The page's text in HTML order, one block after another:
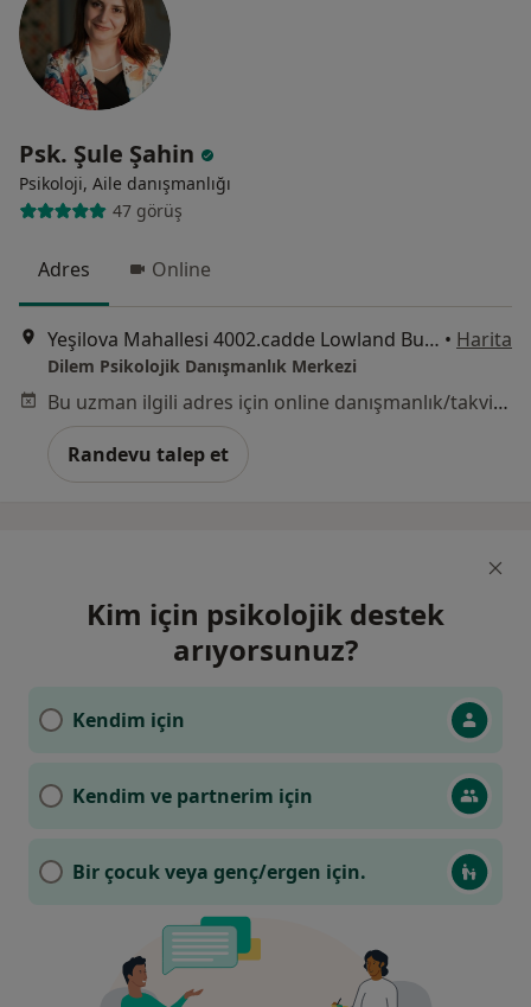
Psk. Şule Şahin
Psikoloji, Aile danışmanlığı
47 görüş
Adres Online
Yeşilova Mahallesi 4002.cadde Lowland Business Kat :7 No: 31, Ankara • Harita
Dilem Psikolojik Danışmanlık Merkezi
Bu uzman ilgili adres için online danışmanlık/takvim sunmuyor.
Randevu talep et
Kim için psikolojik destek
arıyorsunuz?
Kendim için
Kendim ve partnerim için
Bir çocuk veya genç/ergen için.